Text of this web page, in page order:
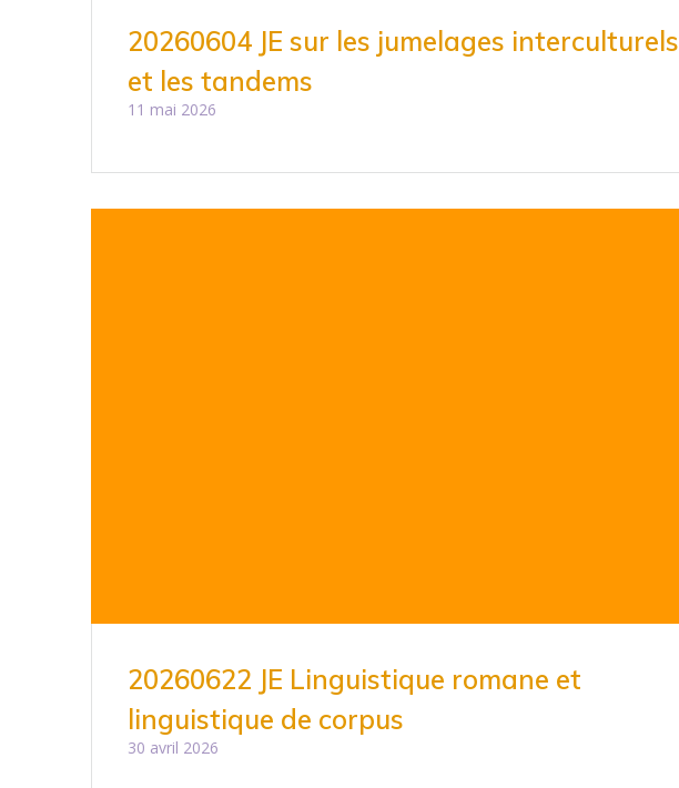
20260604 JE sur les jumelages interculturels
et les tandems
11 mai 2026
20260622 JE Linguistique romane et
linguistique de corpus
30 avril 2026